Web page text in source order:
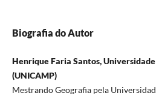
Biografia do Autor
Henrique Faria Santos,
(UNICAMP)
Mestrando Geografia pela